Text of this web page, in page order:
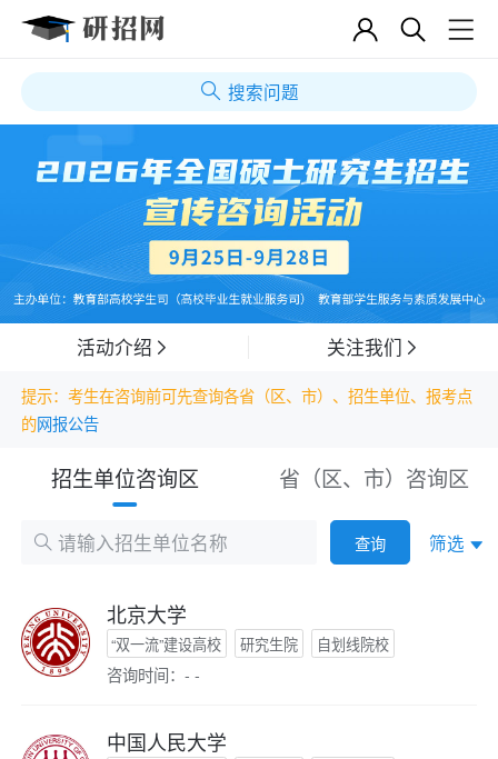
搜索问题
活动介绍 关注我们
提示：考生在咨询前可先查询各省（区、市）、招生单位、报考点
的网报公告
招生单位咨询区 省（区、市）咨询区
查询 筛选
北京大学
“双一流”建设高校 研究生院 自划线院校
咨询时间：- -
中国人民大学